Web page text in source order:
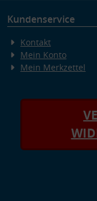
Kundenservice
Kontakt
Mein Konto
Mein Merkzettel